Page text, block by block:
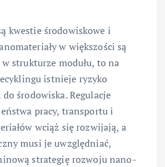
kwestie środowiskowe i
w większości są
strukturze modułu, to na
istnieje ryzyko
środowiska. Regulacje
pracy, transportu i
wciąż się rozwijają, a
musi je uwzględniać,
strategię rozwoju nano-